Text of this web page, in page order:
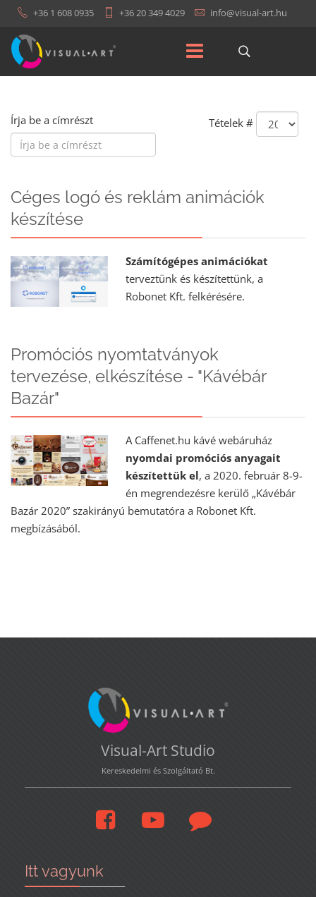
+36 1 608 0935 +36 20 349 4029
Írja be a címrészt Tételek #
Céges logó és reklám animációk
készítése
Számítógépes animációkat
terveztünk és készítettünk, a
Robonet Kft. felkérésére.
Promóciós nyomtatványok
tervezése, elkészítése - "Kávébár
Bazár"
A Caffenet.hu kávé webáruház
nyomdai promóciós anyagait
készítettük el, a 2020. február 8-9-
én megrendezésre kerülő „Kávébár
Bazár 2020” szakirányú bemutatóra a Robonet Kft.
megbízásából.
Visual-Art Studio
Kereskedelmi és Szolgáltató Bt.
Itt vagyunk